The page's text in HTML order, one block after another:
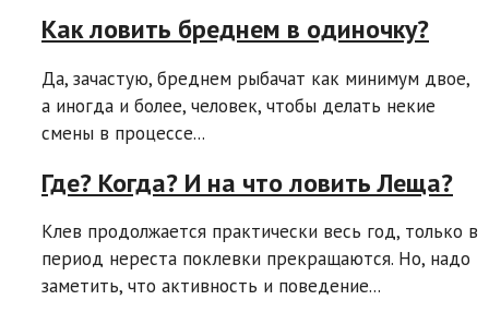
Как ловить бреднем в одиночку?
Да, зачастую, бреднем рыбачат как минимум двое,
а иногда и более, человек, чтобы делать некие
смены в процессе...
Где? Когда? И на что ловить Леща?
Клев продолжается практически весь год, только в
период нереста поклевки прекращаются. Но, надо
заметить, что активность и поведение...